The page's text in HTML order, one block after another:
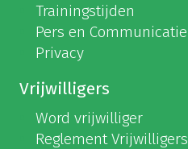
Trainingstijden
Pers en Communicatie
Privacy
Vrijwilligers
Word vrijwilliger
Reglement Vrijwilligers